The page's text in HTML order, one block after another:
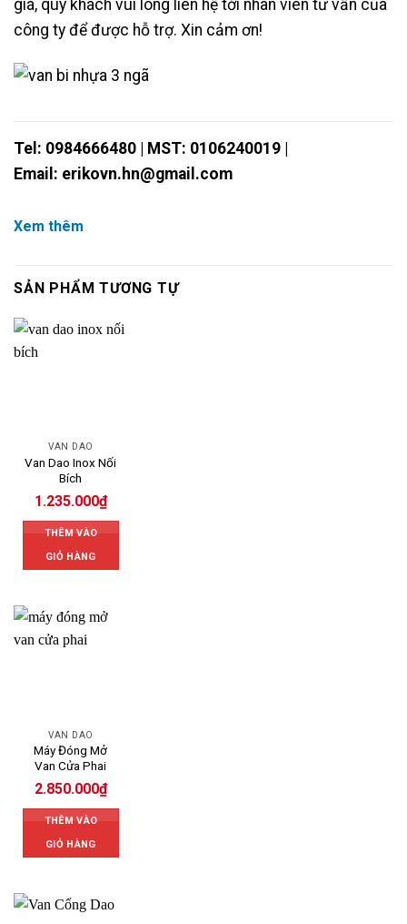
giá, quý khách vui lòng liên hệ tới nhân viên tư vấn của
công ty để được hỗ trợ. Xin cảm ơn!
Tel: 0984666480 | MST: 0106240019 |
Email: erikovn.hn@gmail.com
Xem thêm
SẢN PHẨM TƯƠNG TỰ
VAN DAO
Van Dao Inox Nối
Bích
1.235.000₫
THÊM VÀO
GIỎ HÀNG
VAN DAO
Máy Đóng Mở
Van Cửa Phai
2.850.000₫
THÊM VÀO
GIỎ HÀNG